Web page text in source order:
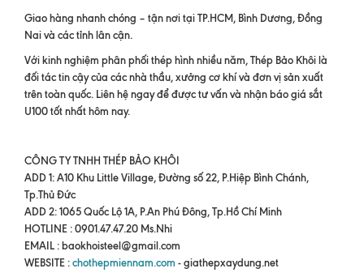
Giao hàng nhanh chóng – tận nơi tại TP.HCM, Bình Dương, Đồng
Nai và các tỉnh lân cận.
Với kinh nghiệm phân phối thép hình nhiều năm, Thép Bảo Khôi là
đối tác tin cậy của các nhà thầu, xưởng cơ khí và đơn vị sản xuất
trên toàn quốc. Liên hệ ngay để được tư vấn và nhận báo giá sắt
U100 tốt nhất hôm nay.
CÔNG TY TNHH THÉP BẢO KHÔI
ADD 1: A10 Khu Little Village, Đường số 22, P.Hiệp Bình Chánh,
Tp.Thủ Đức
ADD 2: 1065 Quốc Lộ 1A, P.An Phú Đông, Tp.Hồ Chí Minh
HOTLINE : 0901.47.47.20 Ms.Nhi
EMAIL : baokhoisteel@gmail.com
WEBSITE :chothepmiennam.com - giathepxaydung.net